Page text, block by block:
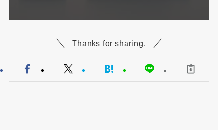
Thanks for sharing.